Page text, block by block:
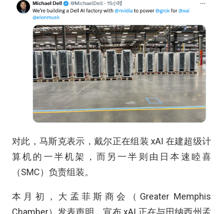
对此，马斯克表示，戴尔正在组装 xAI 在建超级计
算机的一半机架，而另一半则由日本速睦喜
（SMC）负责组装。
本月初，大孟菲斯商会（Greater Memphis
Chamber）发表声明，宣布 xAI 正在与田纳西州孟